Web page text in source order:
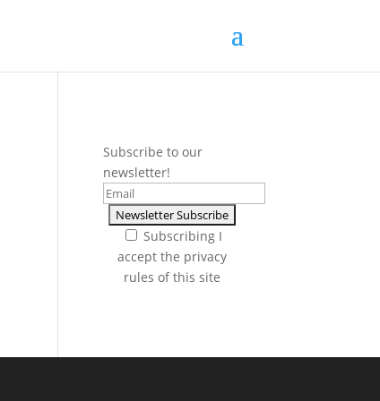
Subscribe to our
newsletter!
Subscribing I
accept the privacy
rules of this site